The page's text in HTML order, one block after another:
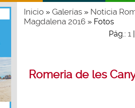
Inicio» Galerías» Noticia
Magdalena 2016» Fotos
Pág.: 1
Romeria de les